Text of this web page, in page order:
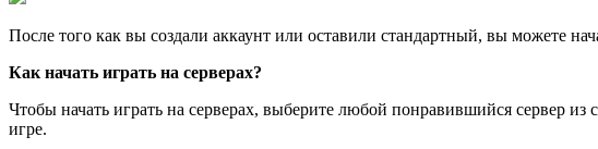
После того как вы создали аккаунт или оставили стандартный, вы можете
Как начать играть на серверах?
Чтобы начать играть на серверах, выберите любой понравившийся сервер
игре.